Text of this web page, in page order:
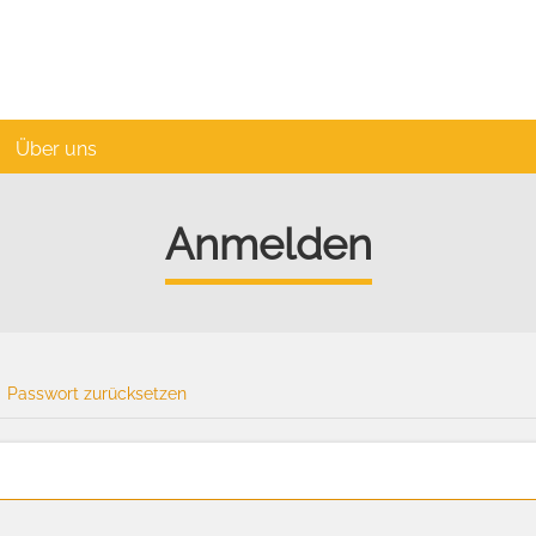
Über uns
Anmelden
Passwort zurücksetzen